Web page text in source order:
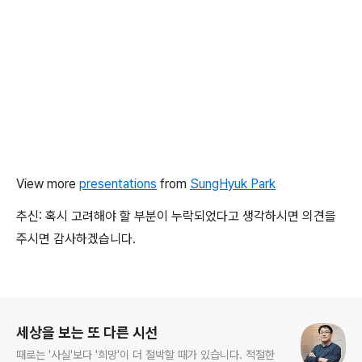
View more presentations from SungHyuk Park
추신: 혹시 고려해야 할 부분이 누락되었다고 생각하시면 의견을
주시면 감사하겠습니다.
세상을 보는 또 다른 시선
때로는 '사실'보다 '희망'이 더 절박할 때가 있습니다. 적절한